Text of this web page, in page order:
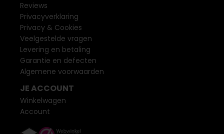
Reviews
Privacyverklaring
Privacy & Cookies
Veelgestelde vragen
Levering en betaling
Garantie en defecten
Algemene voorwaarden
JE ACCOUNT
Winkelwagen
Account